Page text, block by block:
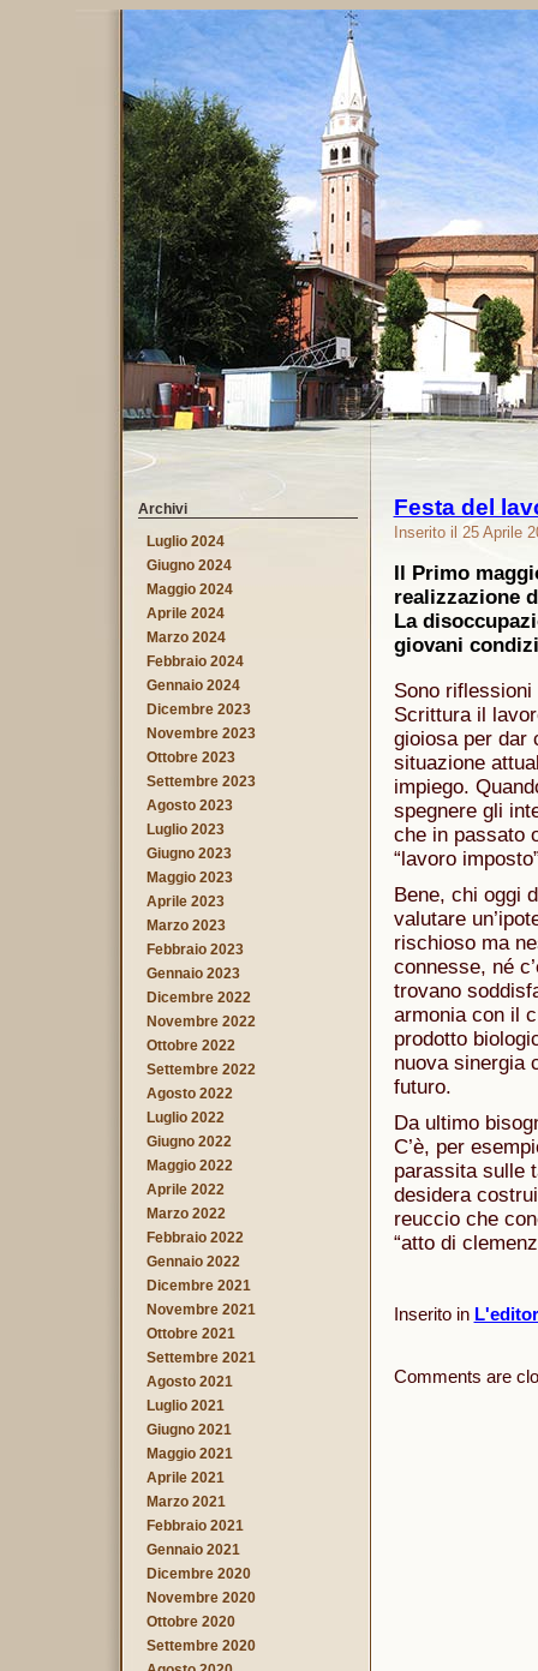
Festa del
Inserito il 25 Aprile
Il Primo
realizzazione
La
giovani
Sono
Scrittura il
gioiosa per dar
situazione
impiego.
spegnere gli
che in passato
“lavoro
Bene, chi oggi
valutare
rischioso ma
connesse, né
trovano
armonia con il
prodotto
nuova sinergia
futuro.
Da ultimo
C’è, per
parassita sulle
desidera
reuccio che
“atto di
Inserito in
Comments are
Archivi
Luglio 2024
Giugno 2024
Maggio 2024
Aprile 2024
Marzo 2024
Febbraio 2024
Gennaio 2024
Dicembre 2023
Novembre 2023
Ottobre 2023
Settembre 2023
Agosto 2023
Luglio 2023
Giugno 2023
Maggio 2023
Aprile 2023
Marzo 2023
Febbraio 2023
Gennaio 2023
Dicembre 2022
Novembre 2022
Ottobre 2022
Settembre 2022
Agosto 2022
Luglio 2022
Giugno 2022
Maggio 2022
Aprile 2022
Marzo 2022
Febbraio 2022
Gennaio 2022
Dicembre 2021
Novembre 2021
Ottobre 2021
Settembre 2021
Agosto 2021
Luglio 2021
Giugno 2021
Maggio 2021
Aprile 2021
Marzo 2021
Febbraio 2021
Gennaio 2021
Dicembre 2020
Novembre 2020
Ottobre 2020
Settembre 2020